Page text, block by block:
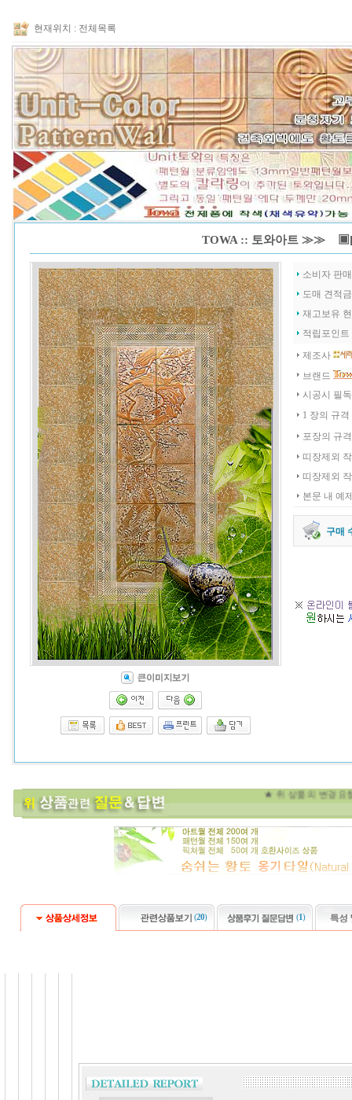
현재위치 : 전체목록
TOWA :: 토와아트 ≫≫ ▣[
소비자 판
도매 견적
재고보유
적립포인트
제조사
브랜드
시공시 필
1 장의 규격
포장의 규격
띠장제외
띠장제외
본문 내 예
구매
★ 위 상
(20) (1)